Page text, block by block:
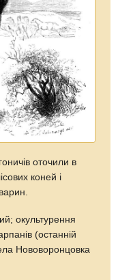
оточили в
коней і
окультурення
(останній
Нововоронцовка